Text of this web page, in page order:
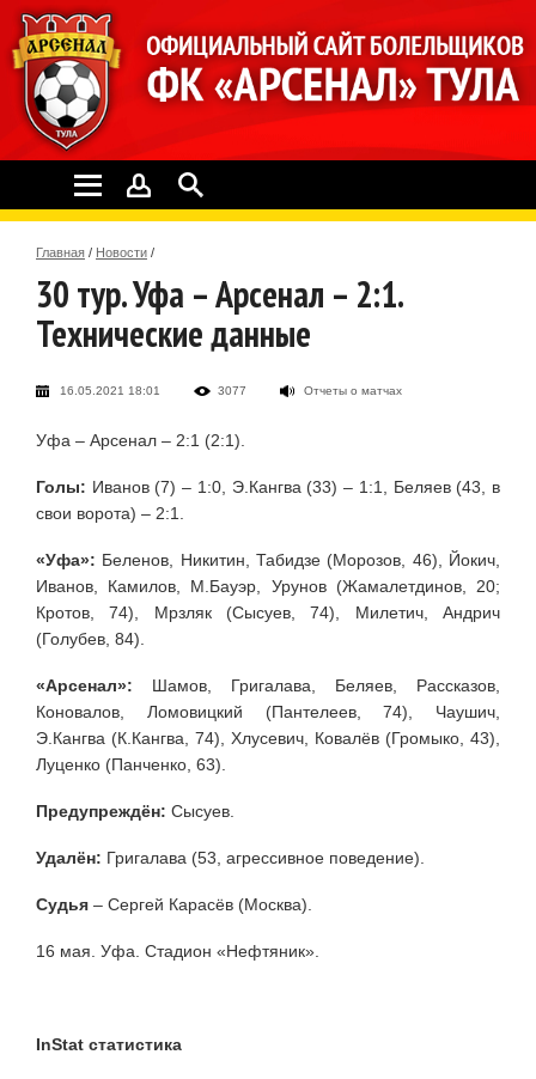
Главная / Новости /
30 тур. Уфа – Арсенал – 2:1.
Технические данные
16.05.2021 18:01 3077 Отчеты о матчах
Уфа – Арсенал – 2:1 (2:1).
Голы: Иванов (7) – 1:0, Э.Кангва (33) – 1:1, Беляев (43, в
свои ворота) – 2:1.
«Уфа»: Беленов, Никитин, Табидзе (Морозов, 46), Йокич,
Иванов, Камилов, М.Бауэр, Урунов (Жамалетдинов, 20;
Кротов, 74), Мрзляк (Сысуев, 74), Милетич, Андрич
(Голубев, 84).
«Арсенал»: Шамов, Григалава, Беляев, Рассказов,
Коновалов, Ломовицкий (Пантелеев, 74), Чаушич,
Э.Кангва (К.Кангва, 74), Хлусевич, Ковалёв (Громыко, 43),
Луценко (Панченко, 63).
Предупреждён: Сысуев.
Удалён: Григалава (53, агрессивное поведение).
Судья – Сергей Карасёв (Москва).
16 мая. Уфа. Стадион «Нефтяник».
InStat статистика